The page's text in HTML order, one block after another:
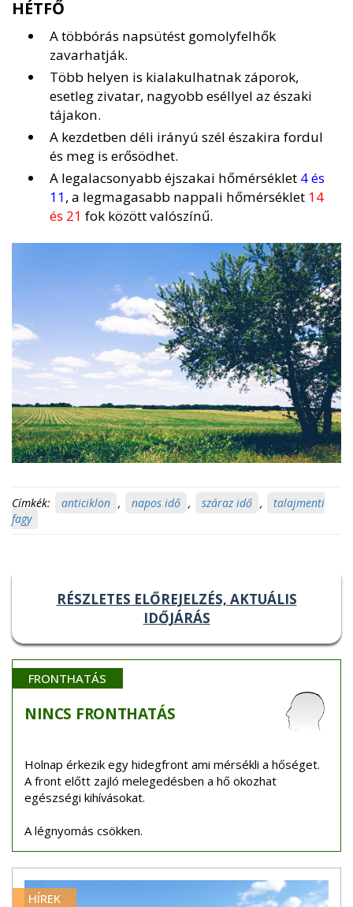
HÉTFŐ
A többórás napsütést gomolyfelhők
zavarhatják.
Több helyen is kialakulhatnak záporok,
esetleg zivatar, nagyobb eséllyel az északi
tájakon.
A kezdetben déli irányú szél északira fordul
és meg is erősödhet.
A legalacsonyabb éjszakai hőmérséklet 4 és
11, a legmagasabb nappali hőmérséklet 14
és 21 fok között valószínű.
Címkék: anticiklon , napos idő , száraz idő ,
talajmenti
fagy
RÉSZLETES ELŐREJELZÉS, AKTUÁLIS
IDŐJÁRÁS
FRONTHATÁS
NINCS FRONTHATÁS
Holnap érkezik egy hidegfront ami mérsékli a hőséget.
A front előtt zajló melegedésben a hő okozhat
egészségi kihívásokat.
A légnyomás csökken.
HÍREK